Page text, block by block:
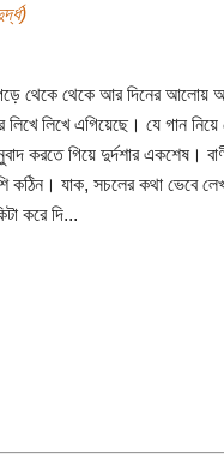
থেকে থেকে আর দিনের আলোয়
লিখে এগিয়েছে। যে গান
করতে গিয়ে দুর্দশার একশেষ।
কঠিন। যাক, সচলের কথা ভেবে
করে দি...